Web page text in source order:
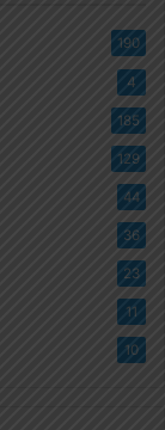
190
4
185
129
44
36
23
11
10